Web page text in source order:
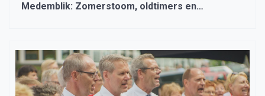
Medemblik: Zomerstoom, oldtimers en